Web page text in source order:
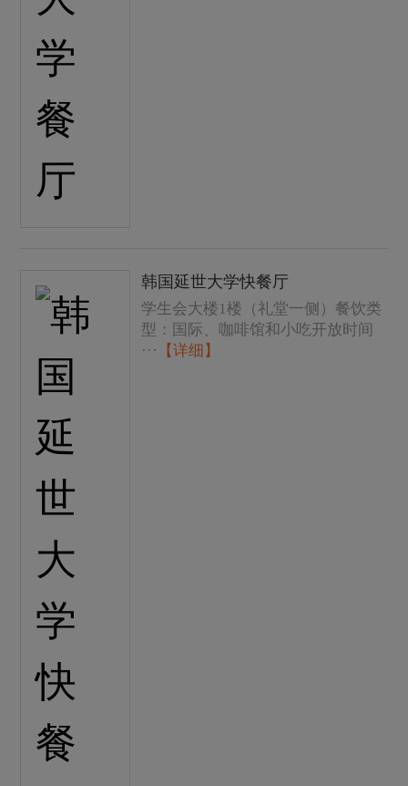
韩国延世大学快餐厅
学生会大楼1楼（礼堂一侧）餐饮类
型：国际、咖啡馆和小吃开放时间
···
【详细】